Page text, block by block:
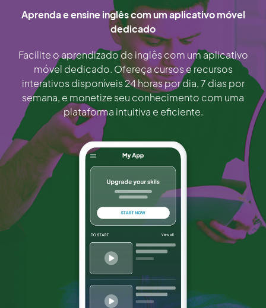
Aprenda e ensine inglês com um aplicativo móvel
dedicado
Facilite o aprendizado de inglês com um aplicativo
móvel dedicado. Ofereça cursos e recursos
interativos disponíveis 24 horas por dia, 7 dias por
semana, e monetize seu conhecimento com uma
plataforma intuitiva e eficiente.